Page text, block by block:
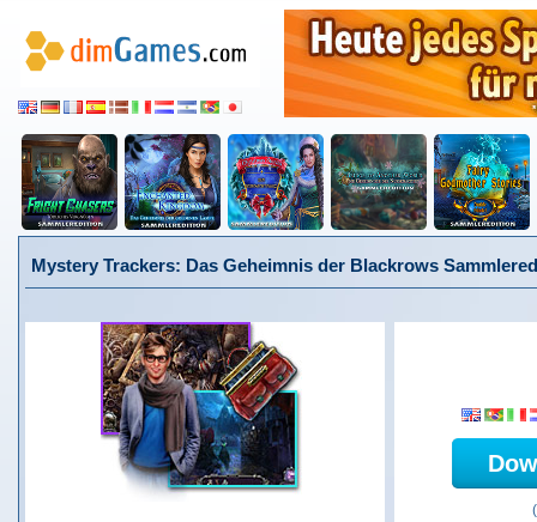
Mystery Trackers: Das Geheimnis der Blackrows